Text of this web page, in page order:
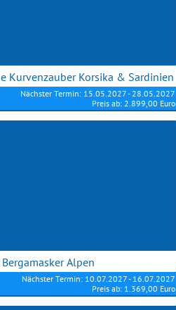
Kurvenzauber Korsika & Sardinien
Nächster Termin: 15.05.2027 - 28.05.2027
Preis ab: 2.899,00 Euro
Bergamasker Alpen
Nächster Termin: 10.07.2027 - 16.07.2027
Preis ab: 1.369,00 Euro